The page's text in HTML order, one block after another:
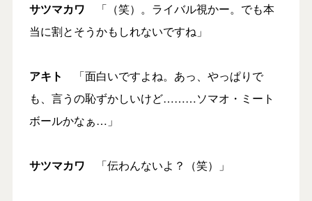
サツマカワ 「（笑）。ライバル視かー。でも本
当に割とそうかもしれないですね」
アキト
「面白いですよね。あっ、やっぱりで
も、言うの恥ずかしいけど………ソマオ・ミート
ボールかなぁ…」
サツマカワ 「伝わんないよ？（笑）」